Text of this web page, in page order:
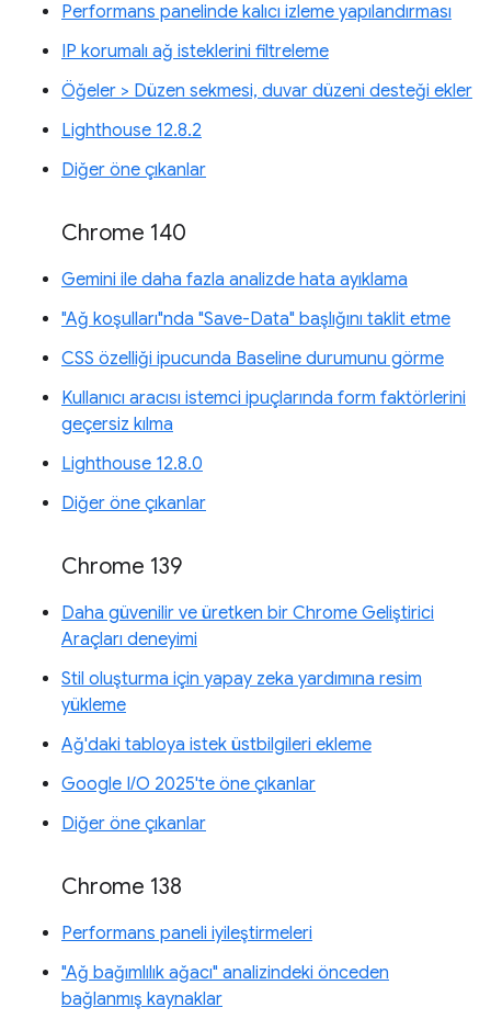
Performans panelinde kalıcı izleme yapılandırması
IP korumalı ağ isteklerini filtreleme
Öğeler > Düzen sekmesi, duvar düzeni desteği ekler
Lighthouse 12.8.2
Diğer öne çıkanlar
Chrome 140
Gemini ile daha fazla analizde hata ayıklama
"Ağ koşulları"nda "Save-Data" başlığını taklit etme
CSS özelliği ipucunda Baseline durumunu görme
Kullanıcı aracısı istemci ipuçlarında form faktörlerini
geçersiz kılma
Lighthouse 12.8.0
Diğer öne çıkanlar
Chrome 139
Daha güvenilir ve üretken bir Chrome Geliştirici
Araçları deneyimi
Stil oluşturma için yapay zeka yardımına resim
yükleme
Ağ'daki tabloya istek üstbilgileri ekleme
Google I/O 2025'te öne çıkanlar
Diğer öne çıkanlar
Chrome 138
Performans paneli iyileştirmeleri
"Ağ bağımlılık ağacı" analizindeki önceden
bağlanmış kaynaklar